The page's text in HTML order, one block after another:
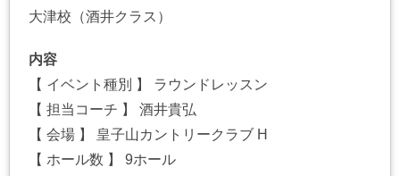
大津校（酒井クラス）
内容
【 イベント種別 】 ラウンドレッスン
【 担当コーチ 】 酒井貴弘
【 会場 】 皇子山カントリークラブ H
【 ホール数 】 9ホール